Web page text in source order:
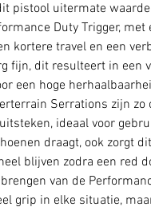
pistool uitermate
Duty Trigger,
kortere travel en een
fijn, dit resulteert in een
een hoge
Serrations zijn
ideaal voor
draagt, ook zorgt
blijven zodra een red
van de
grip in elke situatie,